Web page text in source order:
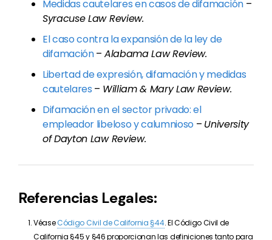
Medidas cautelares en casos de difamación–
Syracuse Law Review.
El caso contra la expansión de la ley de
difamación– Alabama Law Review.
Libertad de expresión, difamación y medidas
cautelares – William & Mary Law Review.
Difamación en el sector privado: el
empleador libeloso y calumnioso – University
of Dayton Law Review.
Referencias Legales:
VéaseCódigo Civil de California §44. El Código Civil de
California §45 y §46 proporcionan las definiciones tanto para